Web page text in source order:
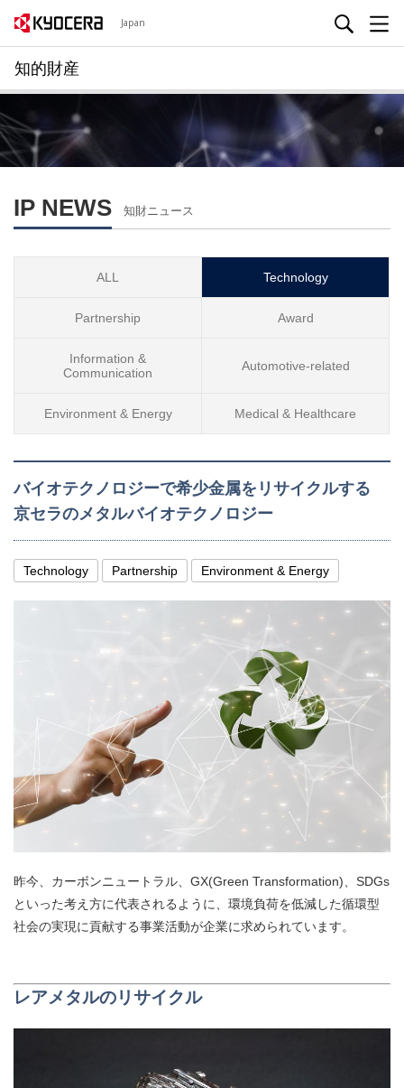
Japan
知的財産
IP NEWS 知財ニュース
ALL Technology
Partnership Award
Information &
Communication
Automotive-related
Environment & Energy Medical & Healthcare
バイオテクノロジーで希少金属をリサイクルする
京セラのメタルバイオテクノロジー
Technology Partnership Environment & Energy
昨今、カーボンニュートラル、GX(Green Transformation)、 SDGs
といった考え方に代表されるように、環境負荷を低減した循環型
社会の実現に貢献する事業活動が企業に求められています。
レアメタルのリサイクル